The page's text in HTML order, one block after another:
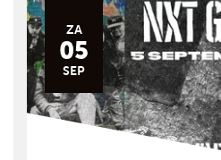
ZA
05
SEP